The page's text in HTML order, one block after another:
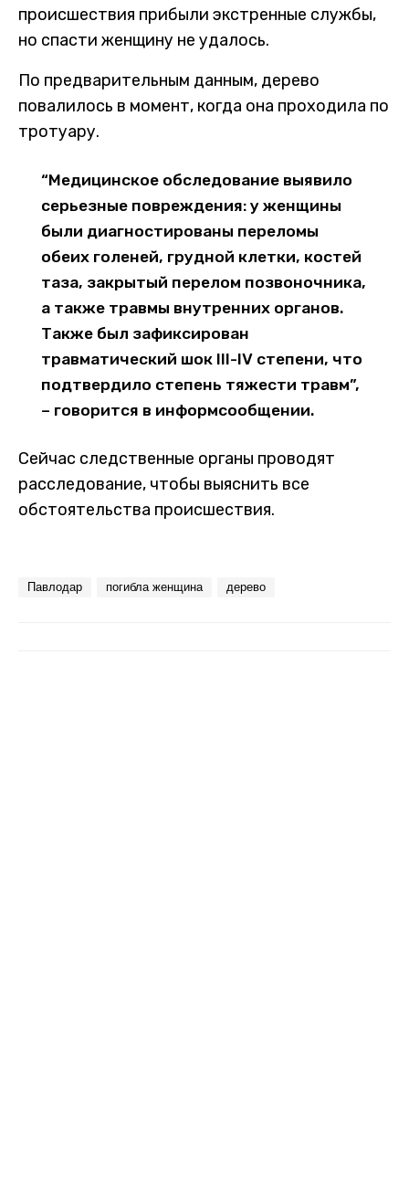
происшествия прибыли экстренные службы,
но спасти женщину не удалось.
По предварительным данным, дерево
повалилось в момент, когда она проходила по
тротуару.
“Медицинское обследование выявило
серьезные повреждения: у женщины
были диагностированы переломы
обеих голеней, грудной клетки, костей
таза, закрытый перелом позвоночника,
а также травмы внутренних органов.
Также был зафиксирован
травматический шок III-IV степени, что
подтвердило степень тяжести травм”,
– говорится в информсообщении.
Сейчас следственные органы проводят
расследование, чтобы выяснить все
обстоятельства происшествия.
Павлодар погибла женщина дерево